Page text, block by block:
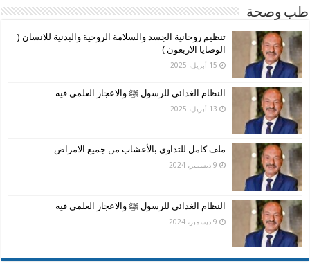
طب وصحة
تنظيم روحانية الجسد والسلامة الروحية والبدنية للانسان (
الوصايا الاربعون )
15 أبريل، 2025
النظام الغذائي للرسول ﷺ والاعجاز العلمي فيه
13 أبريل، 2025
ملف كامل للتداوي بالأعشاب من جميع الامراض
9 ديسمبر، 2024
النظام الغذائي للرسول ﷺ والاعجاز العلمي فيه
9 ديسمبر، 2024